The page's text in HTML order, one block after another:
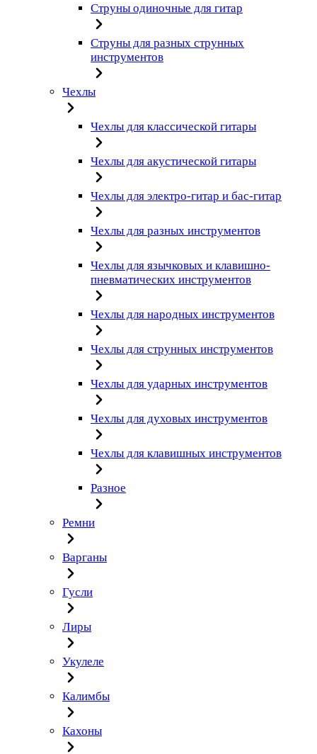
Струны одиночные для гитар
Струны для разных струнных
инструментов
Чехлы
Чехлы для классической гитары
Чехлы для акустической гитары
Чехлы для электро-гитар и бас-гитар
Чехлы для разных инструментов
Чехлы для язычковых и клавишно-
пневматических инструментов
Чехлы для народных инструментов
Чехлы для струнных инструментов
Чехлы для ударных инструментов
Чехлы для духовых инструментов
Чехлы для клавишных инструментов
Разное
Ремни
Варганы
Гусли
Лиры
Укулеле
Калимбы
Кахоны